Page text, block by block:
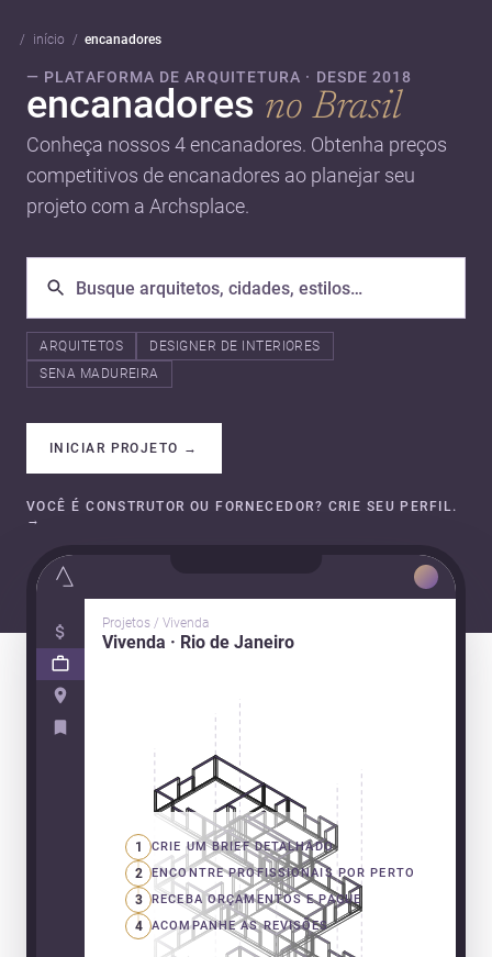
início encanadores
— PLATAFORMA DE ARQUITETURA · DESDE 2018
encanadores no Brasil
Conheça nossos 4 encanadores. Obtenha preços
competitivos de encanadores ao planejar seu
projeto com a Archsplace.
ARQUITETOS
DESIGNER DE INTERIORES
SENA MADUREIRA
INICIAR PROJETO →
VOCÊ É CONSTRUTOR OU FORNECEDOR? CRIE SEU PERFIL.
→
Projetos / Vivenda
Vivenda · Rio de Janeiro
1 CRIE UM BRIEF DETALHADO
2 ENCONTRE PROFISSIONAIS POR PERTO
3 RECEBA ORÇAMENTOS E PAGUE
4 ACOMPANHE AS REVISÕES